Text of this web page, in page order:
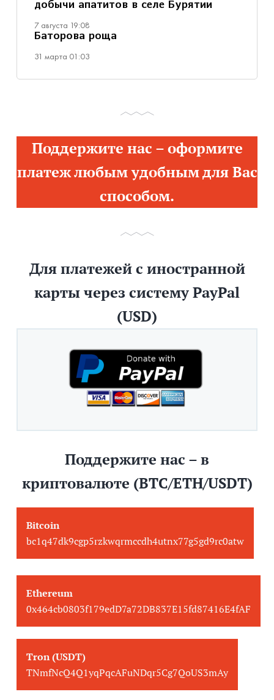
добычи апатитов в селе Бурятии
7 августа 19:08
Баторова роща
31 марта 01:03
Поддержите нас – оформите
платеж любым удобным для Вас
способом.
Для платежей с иностранной
карты через систему PayPal
(USD)
Поддержите нас – в
криптовалюте (BTC/ETH/USDT)
Bitcoin
bc1q47dk9cgp5rzkwqrmccdh4utnx77g5gd9rc0atw
Ethereum
0x464cb0803f179edD7a72DB837E15fd87416E4fAF
Tron (USDT)
TNmfNcQ4Q1yqPqcAFuNDqr5Cg7QoUS3mAy